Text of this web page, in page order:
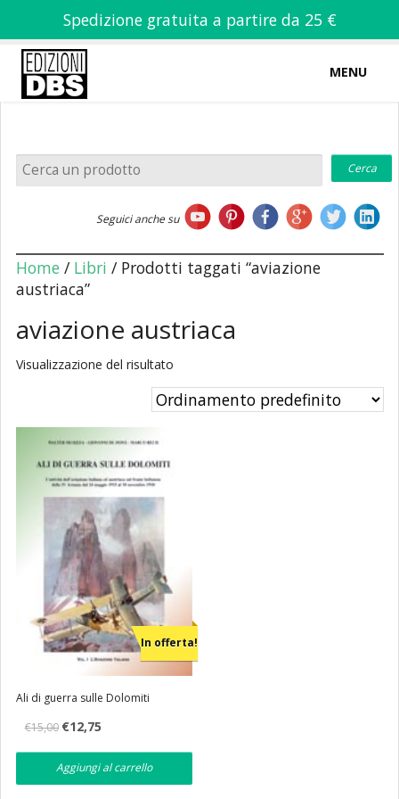
Spedizione gratuita a partire da 25 €
MENU
Home
Chi siamo
Libri
Librerie
Seguici anche su
Home/ Libri / Prodotti taggati “aviazione
austriaca”
aviazione austriaca
Visualizzazione del risultato
In offerta!
Ali di guerra sulle Dolomiti
€15,00 Il
originale
era:
€12,75Il
attuale
è:
Aggiungi al carrello